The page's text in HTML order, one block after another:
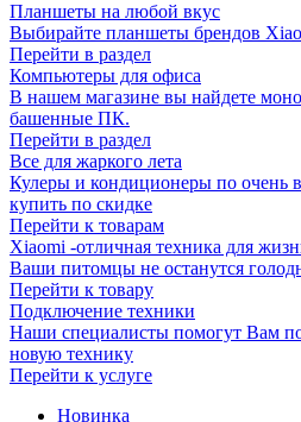
Планшеты на любой вкус
Выбирайте планшеты брендов
Перейти в раздел
Компьютеры для офиса
В нашем магазине вы найдете
башенные ПК.
Перейти в раздел
Все для жаркого лета
Кулеры и кондиционеры по очень
купить по скидке
Перейти к товарам
Xiaomi -отличная техника для
Ваши питомцы не останутся
Перейти к товару
Подключение техники
Наши специалисты помогут Вам
новую технику
Перейти к услуге
Новинка